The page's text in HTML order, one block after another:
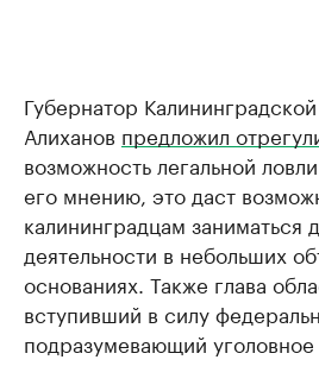
Губернатор
Алиханов предложил
возможность легальной
его мнению, это даст
калининградцам заниматься
деятельности в небольших
основаниях. Также глава
вступивший в силу
подразумевающий уголовное